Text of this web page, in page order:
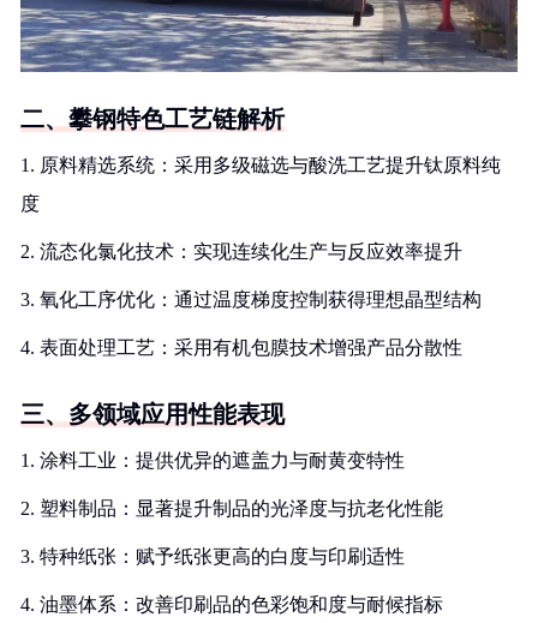
二、攀钢特色工艺链解析
1. 原料精选系统：采用多级磁选与酸洗工艺提升钛原料纯
度
2. 流态化氯化技术：实现连续化生产与反应效率提升
3. 氧化工序优化：通过温度梯度控制获得理想晶型结构
4. 表面处理工艺：采用有机包膜技术增强产品分散性
三、多领域应用性能表现
1. 涂料工业：提供优异的遮盖力与耐黄变特性
2. 塑料制品：显著提升制品的光泽度与抗老化性能
3. 特种纸张：赋予纸张更高的白度与印刷适性
4. 油墨体系：改善印刷品的色彩饱和度与耐候指标